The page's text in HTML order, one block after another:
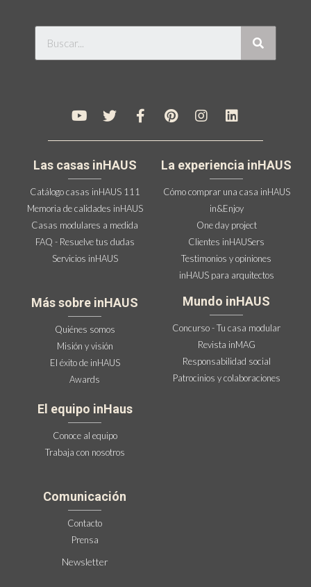
Las casas inHAUS
Catálogo casas inHAUS 111
Memoria de calidades inHAUS
Casas modulares a medida
FAQ - Resuelve tus dudas
Servicios inHAUS
Más sobre inHAUS
Quiénes somos
Misión y visión
El éxito de inHAUS
Awards
La experiencia inHAUS
Cómo comprar una casa inHAUS
in&Enjoy
One day project
Clientes inHAUSers
Testimonios y opiniones
inHAUS para arquitectos
Mundo inHAUS
Concurso - Tu casa modular
Revista inMAG
Responsabilidad social
Patrocinios y colaboraciones
El equipo inHaus
Conoce al equipo
Trabaja con nosotros
Comunicación
Contacto
Prensa
Newsletter